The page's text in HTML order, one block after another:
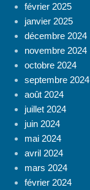
février 2025
janvier 2025
décembre 2024
novembre 2024
octobre 2024
septembre 2024
août 2024
juillet 2024
juin 2024
mai 2024
avril 2024
mars 2024
février 2024